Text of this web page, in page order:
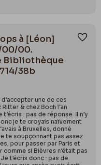
à [Léon]
00/00.
Bibliothèque
38b
une de ces
& chez Boch l’an
: pas de réponse. Il n’y
je te croyais naïvement
à Bruxelles, donné
te soupçonnant pas assez
pour passer par Paris et
si Bièvres n’était pas
t’écris donc : pas de